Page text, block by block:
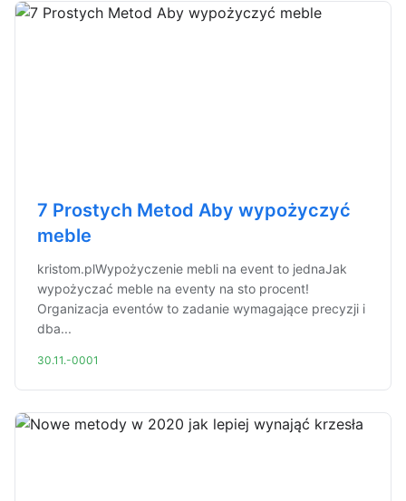
7 Prostych Metod Aby wypożyczyć
meble
kristom.plWypożyczenie mebli na event to jednaJak
wypożyczać meble na eventy na sto procent!
Organizacja eventów to zadanie wymagające precyzji i
dba...
30.11.-0001